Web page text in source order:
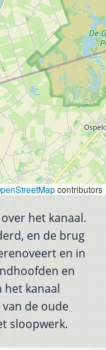
contributors
het kanaal.
en de brug
en in
en
het kanaal
de oude
sloopwerk.